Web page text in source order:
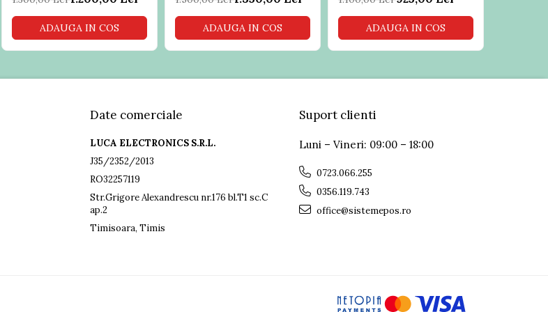
ADAUGA IN COS ADAUGA IN COS ADAUGA IN COS
Date comerciale
LUCA ELECTRONICS S.R.L.
J35/2352/2013
RO32257119
Str.Grigore Alexandrescu nr.176 bl.T1 sc.C
ap.2
Timisoara, Timis
Suport clienti
Luni – Vineri: 09:00 – 18:00
0723.066.255
0356.119.743
office@sistemepos.ro